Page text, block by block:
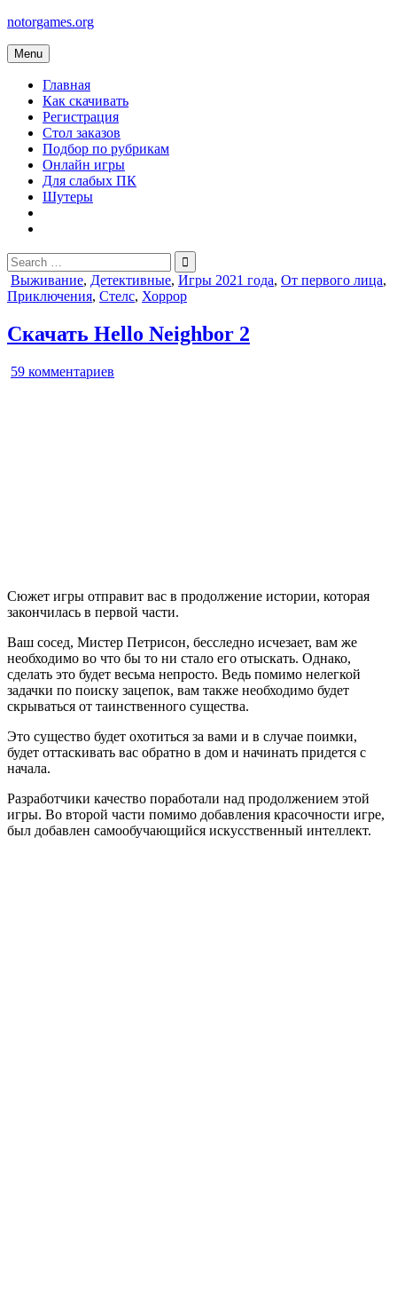
Skip
content
notorgames.org
Menu
Главная
Как скачивать
Регистрация
Стол заказов
Подбор по рубрикам
Онлайн игры
Для слабых ПК
Шутеры
Search
for:
Posted
in
Выживание, Детективные, Игры 2021 года, От первого лица,
Приключения, Стелс, Хоррор
Скачать Hello Neighbor 2
59 комментариев
Сюжет игры отправит вас в продолжение истории, которая
закончилась в первой части.
Ваш сосед, Мистер Петрисон, бесследно исчезает, вам же
необходимо во что бы то ни стало его отыскать. Однако,
сделать это будет весьма непросто. Ведь помимо нелегкой
задачки по поиску зацепок, вам также необходимо будет
скрываться от таинственного существа.
Это существо будет охотиться за вами и в случае поимки,
будет оттаскивать вас обратно в дом и начинать придется с
начала.
Разработчики качество поработали над продолжением этой
игры. Во второй части помимо добавления красочности игре,
был добавлен самообучающийся искусственный интеллект.